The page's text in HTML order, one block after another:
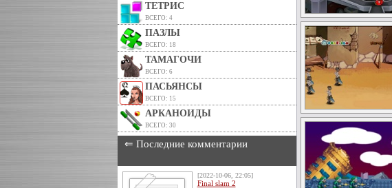
ТЕТРИС
ВСЕГО: 4
ПАЗЛЫ
ВСЕГО: 18
ТАМАГОЧИ
ВСЕГО: 6
ПАСЬЯНСЫ
ВСЕГО: 15
АРКАНОИДЫ
ВСЕГО: 30
⇐ Последние комментарии
[2022-10-06, 22:05]
Final slam 2